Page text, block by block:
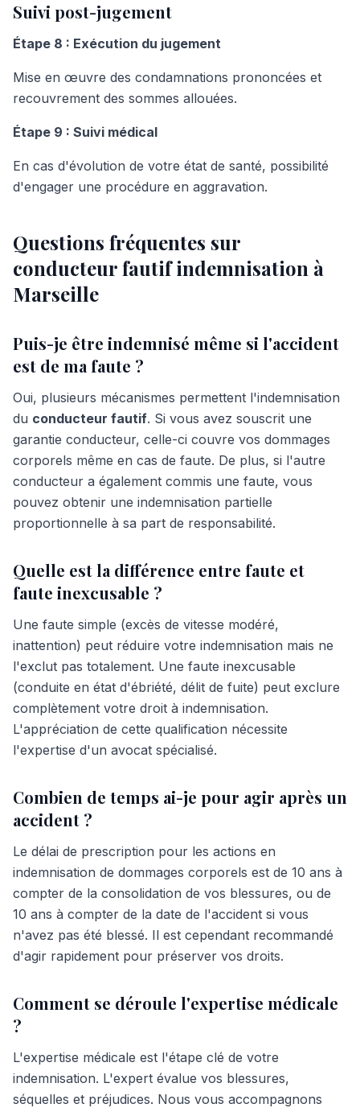
Suivi post-jugement
Étape 8 : Exécution du jugement
Mise en œuvre des condamnations prononcées et
recouvrement des sommes allouées.
Étape 9 : Suivi médical
En cas d'évolution de votre état de santé, possibilité
d'engager une procédure en aggravation.
Questions fréquentes sur
conducteur fautif indemnisation à
Marseille
Puis-je être indemnisé même si l'accident
est de ma faute ?
Oui, plusieurs mécanismes permettent l'indemnisation
du conducteur fautif. Si vous avez souscrit une
garantie conducteur, celle-ci couvre vos dommages
corporels même en cas de faute. De plus, si l'autre
conducteur a également commis une faute, vous
pouvez obtenir une indemnisation partielle
proportionnelle à sa part de responsabilité.
Quelle est la différence entre faute et
faute inexcusable ?
Une faute simple (excès de vitesse modéré,
inattention) peut réduire votre indemnisation mais ne
l'exclut pas totalement. Une faute inexcusable
(conduite en état d'ébriété, délit de fuite) peut exclure
complètement votre droit à indemnisation.
L'appréciation de cette qualification nécessite
l'expertise d'un avocat spécialisé.
Combien de temps ai-je pour agir après un
accident ?
Le délai de prescription pour les actions en
indemnisation de dommages corporels est de 10 ans à
compter de la consolidation de vos blessures, ou de
10 ans à compter de la date de l'accident si vous
n'avez pas été blessé. Il est cependant recommandé
d'agir rapidement pour préserver vos droits.
Comment se déroule l'expertise médicale
?
L'expertise médicale est l'étape clé de votre
indemnisation. L'expert évalue vos blessures,
séquelles et préjudices. Nous vous accompagnons